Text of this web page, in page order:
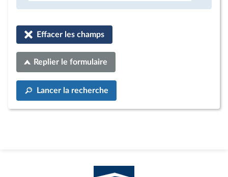
Effacer les champs
Replier le formulaire
Lancer la recherche